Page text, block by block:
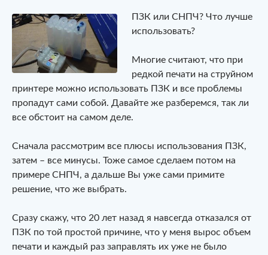
ПЗК или СНПЧ? Что лучше
использовать?
Многие считают, что при
редкой печати на струйном
принтере можно использовать ПЗК и все проблемы
пропадут сами собой. Давайте же разберемся, так ли
все обстоит на самом деле.
Сначала рассмотрим все плюсы использования ПЗК,
затем – все минусы. Тоже самое сделаем потом на
примере СНПЧ, а дальше Вы уже сами примите
решение, что же выбрать.
Сразу скажу, что 20 лет назад я навсегда отказался от
ПЗК по той простой причине, что у меня вырос объем
печати и каждый раз заправлять их уже не было